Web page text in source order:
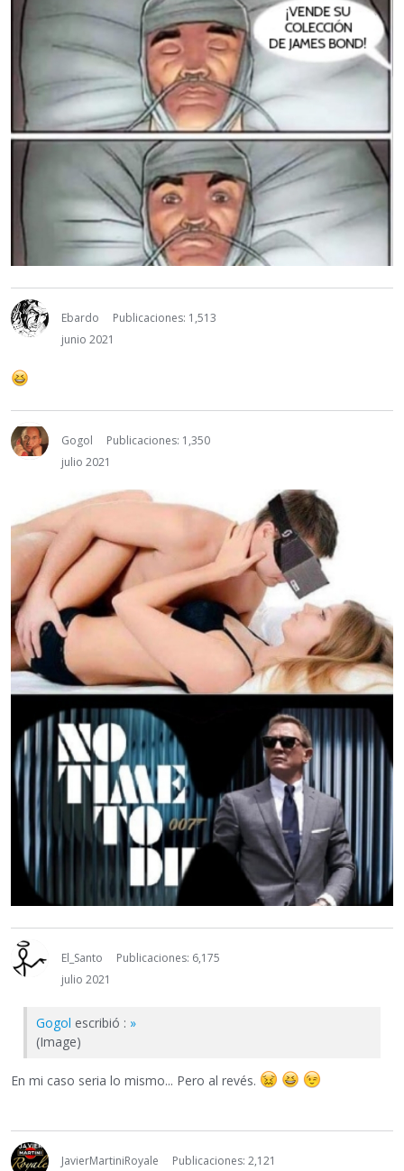
Ebardo
Publicaciones: 1,513
junio 2021
Gogol
Publicaciones: 1,350
julio 2021
El_Santo
Publicaciones: 6,175
julio 2021
Gogol escribió : »
(Image)
En mi caso seria lo mismo... Pero al revés.
JavierMartiniRoyale
Publicaciones: 2,121